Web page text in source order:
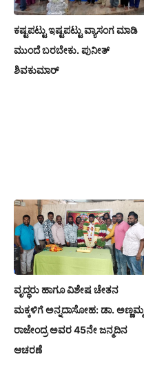
ಕಷ್ಟಪಟ್ಟು ಇಷ್ಟಪಟ್ಟು ವ್ಯಾಸಂಗ ಮಾಡಿ
ಮುಂದೆ ಬರಬೇಕು. ಪುನೀತ್
ಶಿವಕುಮಾರ್
ವೃದ್ಧರು ಹಾಗೂ ವಿಶೇಷ ಚೇತನ
ಮಕ್ಕಳಿಗೆ ಅನ್ನದಾಸೋಹ: ಡಾ. ಅಣ್ಣಮ್ಮ
ರಾಜೇಂದ್ರ ಅವರ 45ನೇ ಜನ್ಮದಿನ
ಆಚರಣೆ